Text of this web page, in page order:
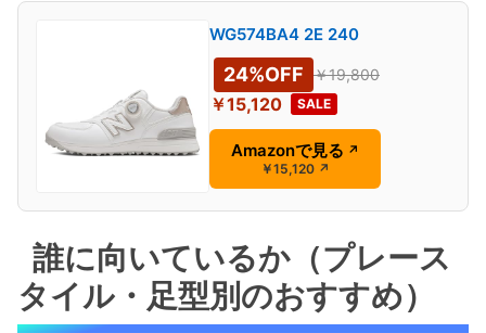
WG574BA4 2E 240
￥19,800
￥15,120 SALE
24%OFF
Amazonで見る ↗
￥15,120 ↗
誰に向いているか（プレース
タイル・足型別のおすすめ）